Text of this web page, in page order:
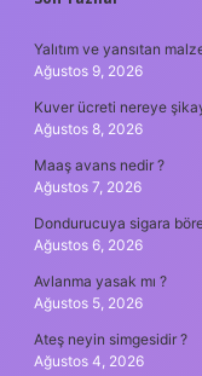
Yalıtım ve yansıtan
Ağustos 9, 2026
Kuver ücreti nereye
Ağustos 8, 2026
Maaş avans nedir ?
Ağustos 7, 2026
Dondurucuya sigara
Ağustos 6, 2026
Avlanma yasak mı ?
Ağustos 5, 2026
Ateş neyin simgesidir ?
Ağustos 4, 2026